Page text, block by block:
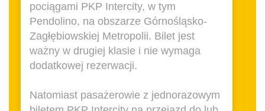
pociągami PKP Intercity, w tym
Pendolino, na obszarze Górnośląsko-
Zagłębiowskiej Metropolii. Bilet jest
ważny w drugiej klasie i nie wymaga
dodatkowej rezerwacji.
Natomiast pasażerowie z jednorazowym